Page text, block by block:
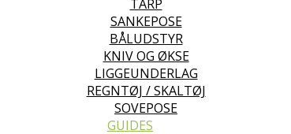
TARP
SANKEPOSE
BÅLUDSTYR
KNIV OG ØKSE
LIGGEUNDERLAG
REGNTØJ / SKALTØJ
SOVEPOSE
GUIDES